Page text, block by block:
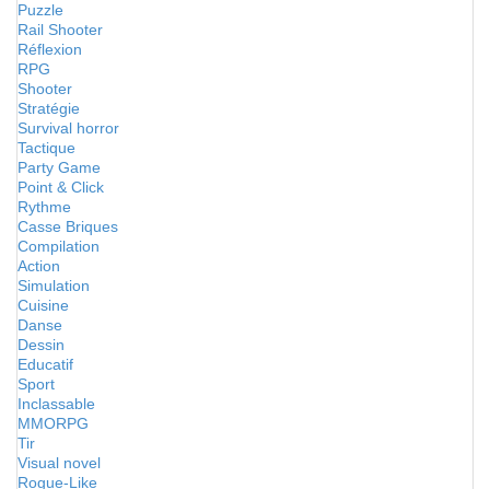
Puzzle
Rail Shooter
Réflexion
RPG
Shooter
Stratégie
Survival horror
Tactique
Party Game
Point & Click
Rythme
Casse Briques
Compilation
Action
Simulation
Cuisine
Danse
Dessin
Educatif
Sport
Inclassable
MMORPG
Tir
Visual novel
Rogue-Like